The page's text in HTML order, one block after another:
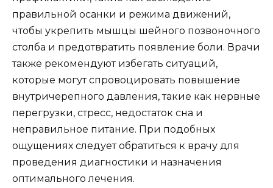
правильной осанки и режима движений,
чтобы укрепить мышцы шейного позвоночного
столба и предотвратить появление боли. Врачи
также рекомендуют избегать ситуаций,
которые могут спровоцировать повышение
внутричерепного давления, такие как нервные
перегрузки, стресс, недостаток сна и
неправильное питание. При подобных
ощущениях следует обратиться к врачу для
проведения диагностики и назначения
оптимального лечения.